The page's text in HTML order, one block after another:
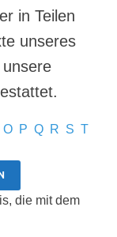
in Teilen
unseres
O P Q R S T
die mit dem